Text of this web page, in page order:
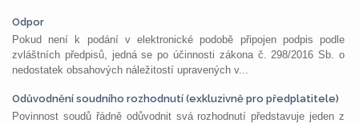
Odpor
Pokud není k podání v elektronické podobě připojen podpis podle
zvláštních předpisů, jedná se po účinnosti zákona č. 298/2016 Sb. o
nedostatek obsahových náležitostí upravených v...
Odůvodnění soudního rozhodnutí (exkluzivně pro předplatitele)
Povinnost soudů řádně odůvodnit svá rozhodnutí představuje jeden z